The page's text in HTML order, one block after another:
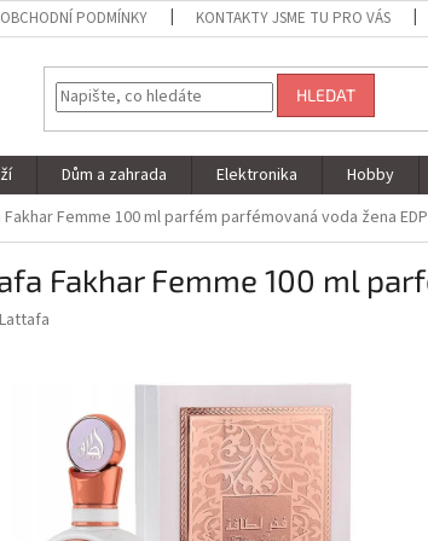
OBCHODNÍ PODMÍNKY KONTAKTY JSME TU PRO VÁS
HLEDAT
Dům a zahrada Elektronika Hobby
Femme 100 ml parfém parfémovaná voda žena EDP
Fakhar Femme 100 ml
Lattafa